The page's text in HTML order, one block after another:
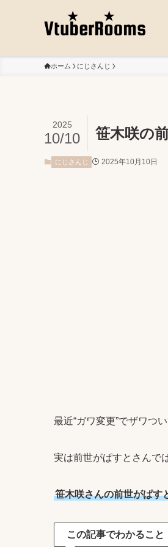
ホーム にじさんじ
笹木咲の
2025
10/10
にじさんじ 2025年10月10日
最近“ガワ変更”でザワつ
実は前世がぱすとさんで
笹木咲さんの前世がぱす
この記事でわかること